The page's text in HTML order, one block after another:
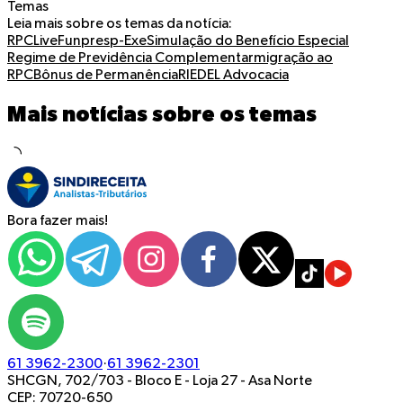
Temas
Leia mais sobre os temas da notícia:
RPCLiveFunpresp-ExeSimulação do Benefício Especial
Regime de Previdência Complementarmigração ao
RPCBônus de PermanênciaRIEDEL Advocacia
Mais notícias sobre os temas
Bora fazer mais!
61 3962-2300·61 3962-2301
SHCGN, 702/703 - Bloco E - Loja 27 - Asa Norte
CEP: 70720-650